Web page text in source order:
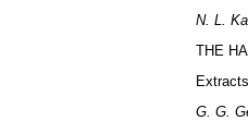
N. L.
THE
G. G.